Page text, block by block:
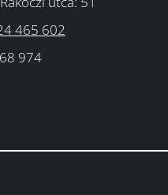
465 602
974